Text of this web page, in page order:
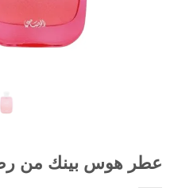
عطر هوس بينك من رصاصي